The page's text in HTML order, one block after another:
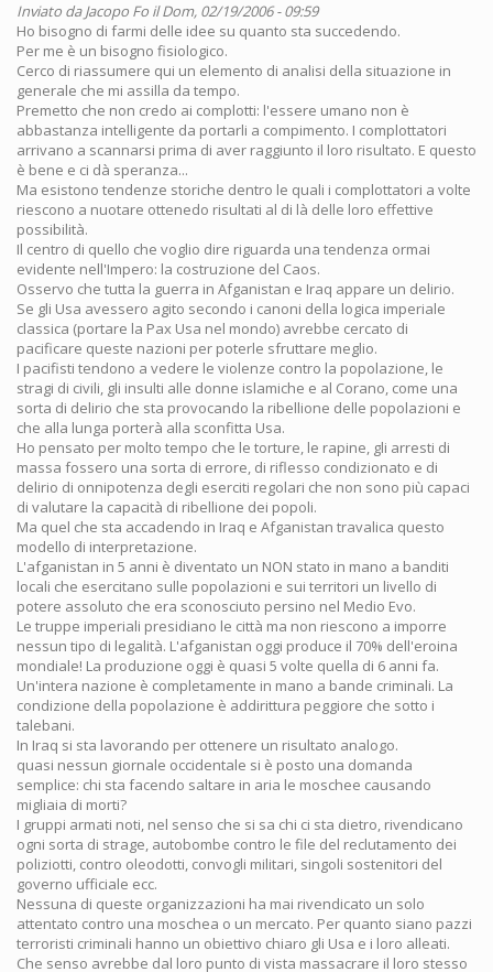
Inviato daJacopo Fo il Dom, 02/19/2006 - 09:59
Ho bisogno di farmi delle idee su quanto sta succedendo.
Per me è un bisogno fisiologico.
Cerco di riassumere qui un elemento di analisi della situazione in
generale che mi assilla da tempo.
Premetto che non credo ai complotti: l'essere umano non è
abbastanza intelligente da portarli a compimento. I complottatori
arrivano a scannarsi prima di aver raggiunto il loro risultato. E questo
è bene e ci dà speranza...
Ma esistono tendenze storiche dentro le quali i complottatori a volte
riescono a nuotare ottenedo risultati al di là delle loro effettive
possibilità.
Il centro di quello che voglio dire riguarda una tendenza ormai
evidente nell'Impero: la costruzione del Caos.
Osservo che tutta la guerra in Afganistan e Iraq appare un delirio.
Se gli Usa avessero agito secondo i canoni della logica imperiale
classica (portare la Pax Usa nel mondo) avrebbe cercato di
pacificare queste nazioni per poterle sfruttare meglio.
I pacifisti tendono a vedere le violenze contro la popolazione, le
stragi di civili, gli insulti alle donne islamiche e al Corano, come una
sorta di delirio che sta provocando la ribellione delle popolazioni e
che alla lunga porterà alla sconfitta Usa.
Ho pensato per molto tempo che le torture, le rapine, gli arresti di
massa fossero una sorta di errore, di riflesso condizionato e di
delirio di onnipotenza degli eserciti regolari che non sono più capaci
di valutare la capacità di ribellione dei popoli.
Ma quel che sta accadendo in Iraq e Afganistan travalica questo
modello di interpretazione.
L'afganistan in 5 anni è diventato un NON stato in mano a banditi
locali che esercitano sulle popolazioni e sui territori un livello di
potere assoluto che era sconosciuto persino nel Medio Evo.
Le truppe imperiali presidiano le città ma non riescono a imporre
nessun tipo di legalità. L'afganistan oggi produce il 70% dell'eroina
mondiale! La produzione oggi è quasi 5 volte quella di 6 anni fa.
Un'intera nazione è completamente in mano a bande criminali. La
condizione della popolazione è addirittura peggiore che sotto i
talebani.
In Iraq si sta lavorando per ottenere un risultato analogo.
quasi nessun giornale occidentale si è posto una domanda
semplice: chi sta facendo saltare in aria le moschee causando
migliaia di morti?
I gruppi armati noti, nel senso che si sa chi ci sta dietro, rivendicano
ogni sorta di strage, autobombe contro le file del reclutamento dei
poliziotti, contro oleodotti, convogli militari, singoli sostenitori del
governo ufficiale ecc.
Nessuna di queste organizzazioni ha mai rivendicato un solo
attentato contro una moschea o un mercato. Per quanto siano pazzi
terroristi criminali hanno un obiettivo chiaro gli Usa e i loro alleati.
Che senso avrebbe dal loro punto di vista massacrare il loro stesso